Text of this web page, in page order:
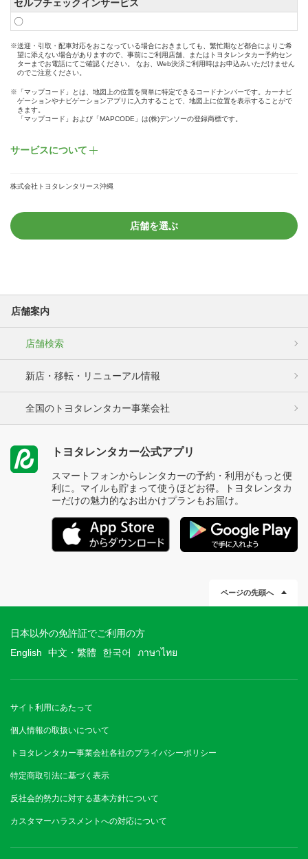
セルフチェックインサービス
〇
※送迎・引取・配車対応をおこなっている場合におきましても、繁忙期など都合によりご希
望に添えない場合がありますので、事前にご利用店舗、またはトヨタレンタカー予約セン
ターまでお電話にてご確認ください。 なお、Web決済ご利用時はお申込みいただけません
のでご注意ください。
※「マップコード」とは、地図上の位置を簡単に特定できるコードナンバーです。カーナビ
ゲーションやナビゲーションアプリに入力することで、地図上に位置を表示することがで
きます。
「マップコード」および「MAPCODE」は(株)デンソーの登録商標です。
サービスについて
株式会社トヨタレンタリース沖縄
店舗を選ぶ
店舗案内
店舗検索
新店・移転・リニューアル情報
全国のトヨタレンタカー事業会社
トヨタレンタカー公式アプリ
スマートフォンからレンタカーの予約・利用がもっと便
利に。マイルも貯まって使うほどお得。トヨタレンタカ
ーだけの魅力的なお出かけプランもお届け。
ページの先頭へ
日本以外の免許証でご利用の方
English
中文・繁體 한국어 ภาษาไทย
サイト利用にあたって
個人情報の取扱いについて
トヨタレンタカー事業会社各社のプライバシーポリシー
特定商取引法に基づく表示
反社会的勢力に対する基本方針について
カスタマーハラスメントへの対応について